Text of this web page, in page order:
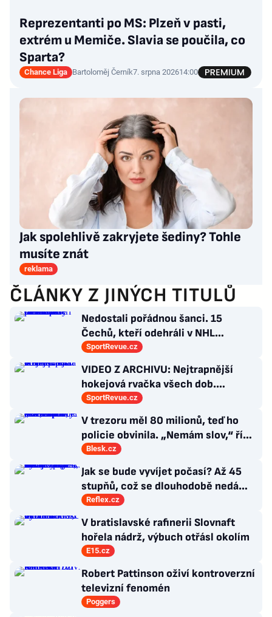
Reprezentanti po MS: Plzeň v pasti,
extrém u Memiče. Slavia se poučila, co
Sparta?
Chance Liga Bartoloměj Černík7. srpna 202614:00
Jak spolehlivě zakryjete šediny? Tohle
musíte znát
reklama
ČLÁNKY Z JINÝCH TITULŮ
Nedostali pořádnou šanci. 15
Čechů, kteří odehráli v NHL
maximálně dva zápasy
SportRevue.cz
VIDEO Z ARCHIVU: Nejtrapnější
hokejová rvačka všech dob.
Nepadla v ní ani rána
SportRevue.cz
V trezoru měl 80 milionů, teď ho
policie obvinila. „Nemám slov,“ říká
exšéf Správy železnic
Blesk.cz
Jak se bude vyvíjet počasí? Až 45
stupňů, což se dlouhodobě nedá
vydržet, varuje klimatolog Radim
Tolasz
Reflex.cz
V bratislavské rafinerii Slovnaft
hořela nádrž, výbuch otřásl okolím
E15.cz
Robert Pattinson oživí kontroverzní
televizní fenomén
Poggers